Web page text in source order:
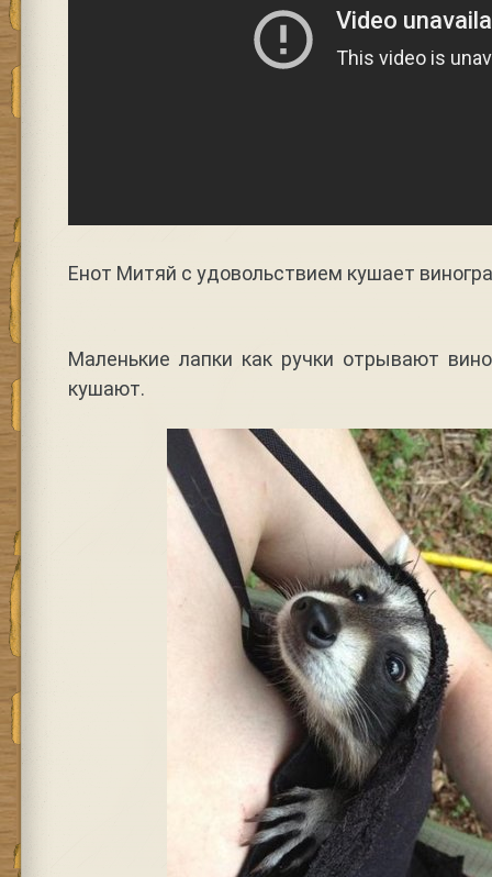
Енот Митяй с удовольствием кушает
Маленькие лапки как ручки отрывают
кушают.